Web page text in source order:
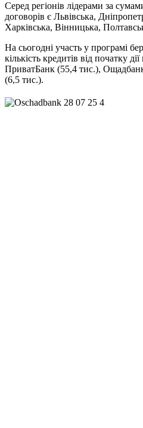
Серед регіонів лідерами за
договорів є Львівська,
Харківська, Вінницька,
На сьогодні участь у програмі
кількість кредитів від початку
ПриватБанк (55,4 тис.),
(6,5 тис.).